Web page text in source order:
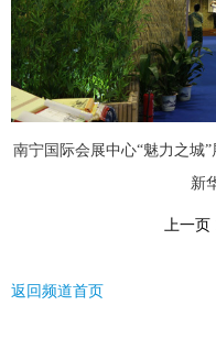
旅游 健康
金融 公益
富媒体 摄影
南宁国际会展中心“魅力之城
新
上一页
返回频道首页